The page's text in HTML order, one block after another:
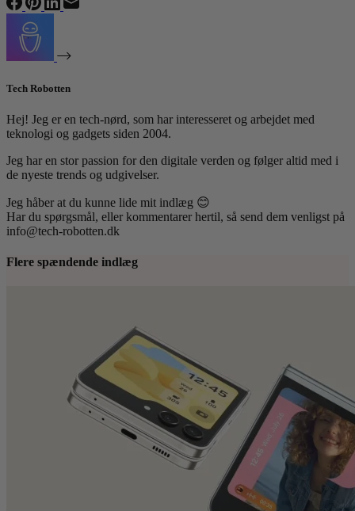
Tech Robotten
Hej! Jeg er en tech-nørd, som har interesseret og arbejdet med
teknologi og gadgets siden 2004.
Jeg har en stor passion for den digitale verden og følger altid med i
de nyeste trends og udgivelser.
Jeg håber at du kunne lide mit indlæg 😊
Har du spørgsmål, eller kommentarer hertil, så send dem venligst på
info@tech-robotten.dk
Flere spændende indlæg